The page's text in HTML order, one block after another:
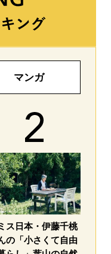
マンガ
ス日本・伊藤千桃
の「小さくて自由